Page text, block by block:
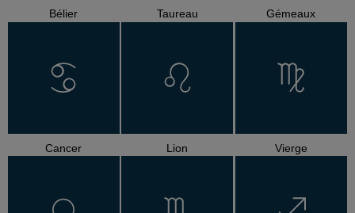
Bélier Taureau Gémeaux
Cancer Lion Vierge